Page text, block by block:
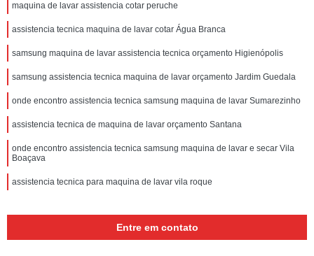
maquina de lavar assistencia cotar peruche
assistencia tecnica maquina de lavar cotar Água Branca
samsung maquina de lavar assistencia tecnica orçamento Higienópolis
samsung assistencia tecnica maquina de lavar orçamento Jardim Guedala
onde encontro assistencia tecnica samsung maquina de lavar Sumarezinho
assistencia tecnica de maquina de lavar orçamento Santana
onde encontro assistencia tecnica samsung maquina de lavar e secar Vila
Boaçava
assistencia tecnica para maquina de lavar vila roque
Entre em contato